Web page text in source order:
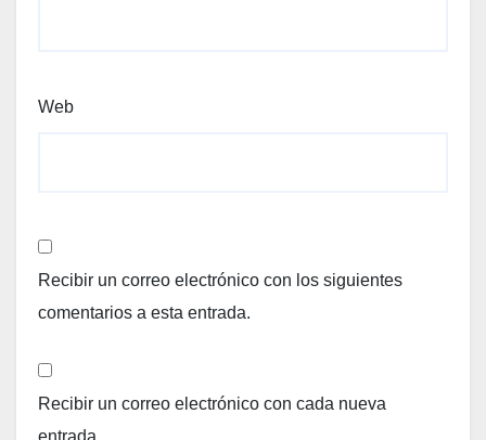
Web
Recibir un correo electrónico con los siguientes
comentarios a esta entrada.
Recibir un correo electrónico con cada nueva
entrada.